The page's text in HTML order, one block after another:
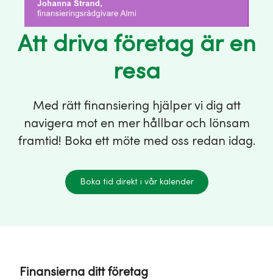
Att driva företag är en
resa
Med rätt finansiering hjälper vi dig att
navigera mot en mer hållbar och lönsam
framtid! Boka ett möte med oss redan idag.
Boka tid direkt i vår kalender
Finansierna ditt företag